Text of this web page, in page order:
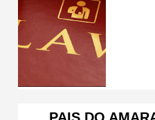
PAIS DO